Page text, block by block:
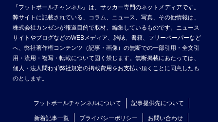
『フットボールチャンネル』は、サッカー専門のネットメディアです。
弊サイトに記載されている、コラム、ニュース、写真、その他情報は、
株式会社カンゼンが報道目的で取材、編集しているものです。ニュース
サイトやブログなどのWEBメディア、雑誌、書籍、フリーペーパーなど
へ、弊社著作権コンテンツ（記事・画像）の無断での一部引用・全文引
用・流用・複写・転載について固く禁じます。無断掲載にあたっては、
個人・法人問わず弊社規定の掲載費用をお支払い頂くことに同意したも
のとします。
フットボールチャンネルについて 記事提供先について
新着記事一覧 プライバシーポリシー お問い合わせ